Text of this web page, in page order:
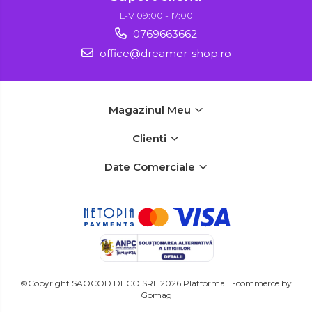
L-V 09:00 - 17:00
0769663662
office@dreamer-shop.ro
Magazinul Meu
Clienti
Date Comerciale
©Copyright SAOCOD DECO SRL 2026 Platforma E-commerce by
Gomag